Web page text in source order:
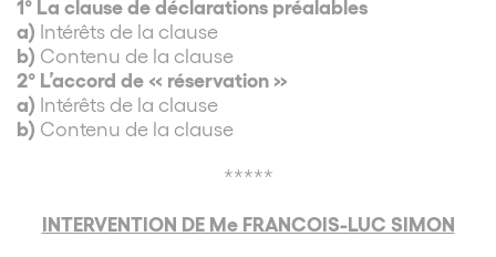
1° La clause de déclarations préalables
a) Intérêts de la clause
b) Contenu de la clause
2° L’accord de « réservation »
a) Intérêts de la clause
b) Contenu de la clause
*****
INTERVENTION DE Me FRANCOIS-LUC SIMON